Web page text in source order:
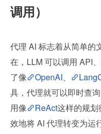
调用）
代理 AI 标志着从简单的
在，LLM 可以调用 API
了像
OpenAI、
具，代理就可以即时查
用像
ReAct这样的规
效地将 AI 代理转变为运